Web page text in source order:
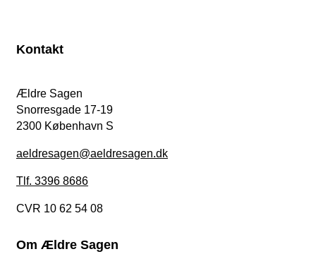
Kontakt
Ældre Sagen
Snorresgade 17-19
2300 København S
aeldresagen@aeldresagen.dk
Tlf. 3396 8686
CVR 10 62 54 08
Om Ældre Sagen